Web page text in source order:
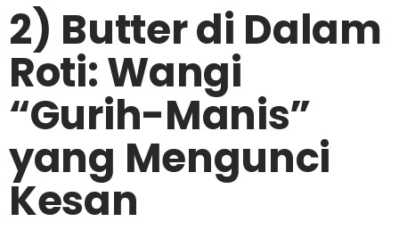
2) Butter di Dalam
Roti: Wangi
“Gurih-Manis”
yang Mengunci
Kesan